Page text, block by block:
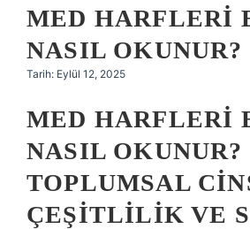
MED HARFLERI
NASIL OKUNUR?
Tarih: Eylül 12, 2025
MED HARFLERI
NASIL OKUNUR?
TOPLUMSAL
ÇEŞITLILIK VE